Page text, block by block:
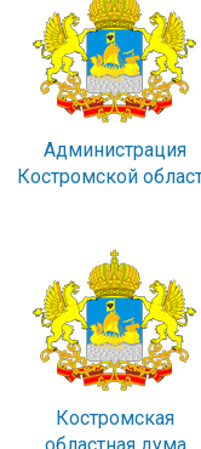
Администрация
Костромской
Костромская